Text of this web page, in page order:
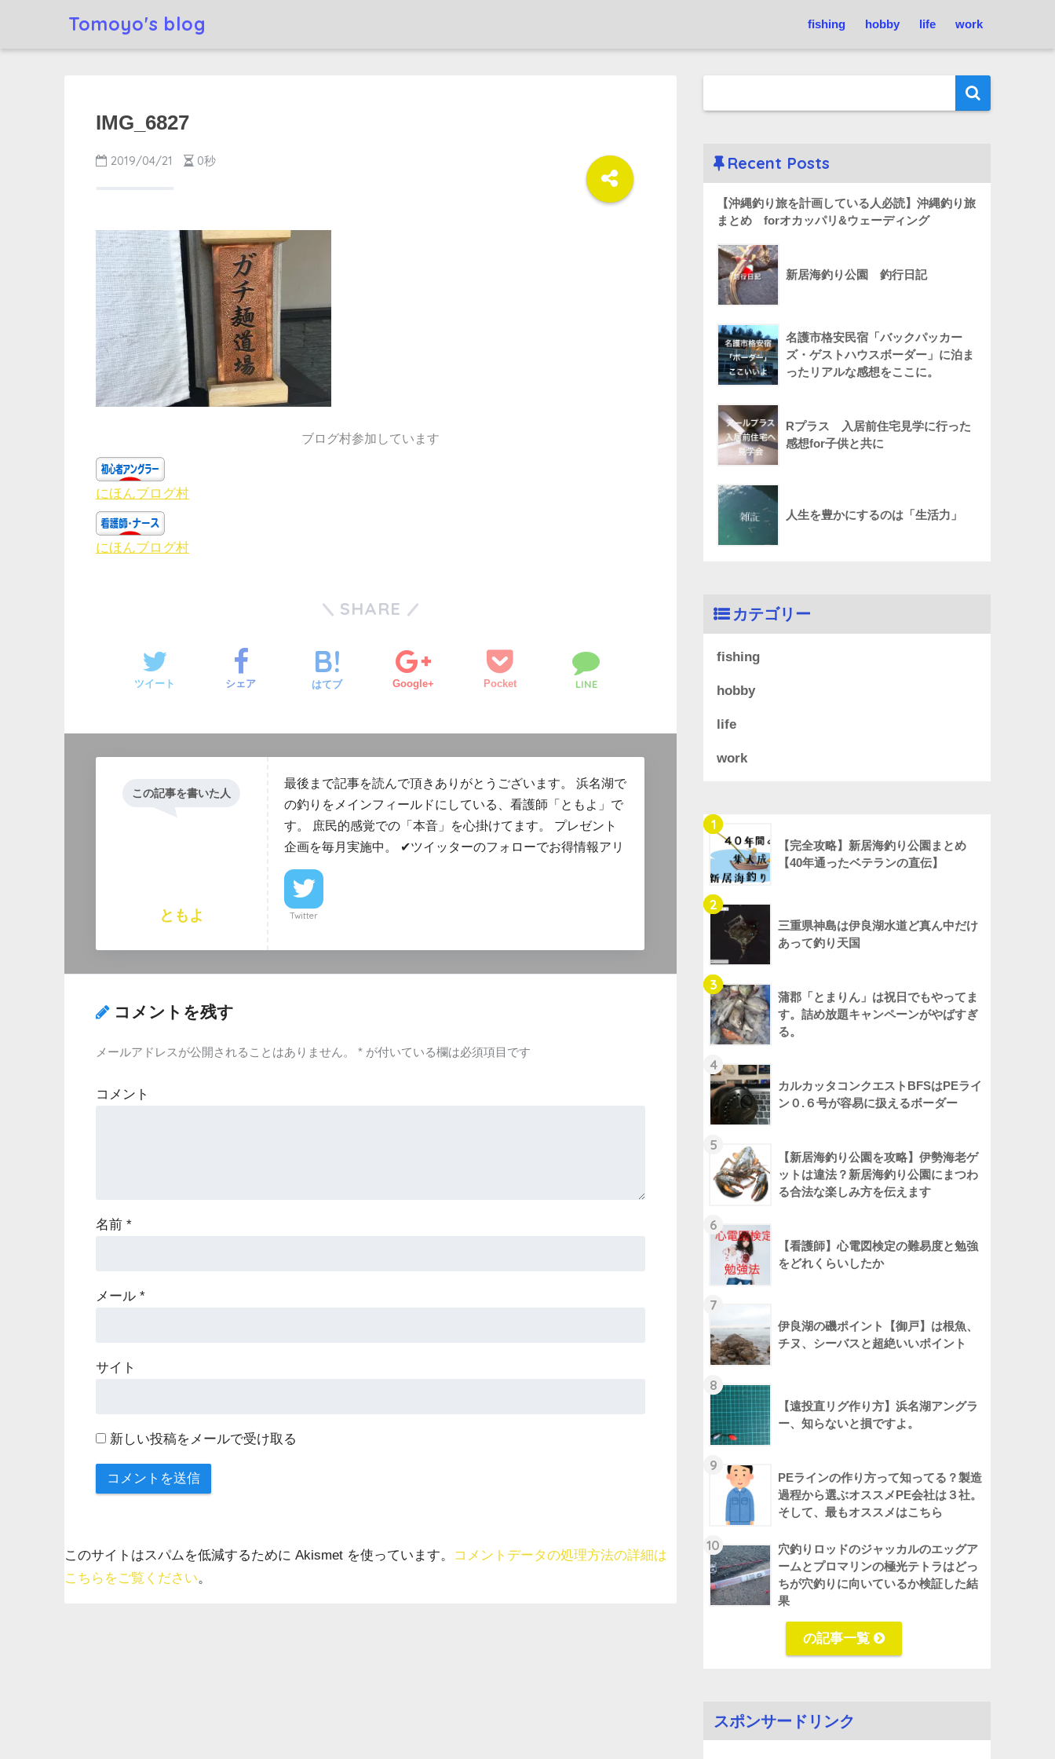
Tomoyo's blog fishing hobby life work
IMG_6827
2019/04/21 0秒
ブログ村参加しています
にほんブログ村
にほんブログ村
SHARE
ツイート シェア はてブ Google+ Pocket LINE
この記事を書いた人
ともよ
最後まで記事を読んで頂きありがとうございます。 浜名湖で
の釣りをメインフィールドにしている、看護師「ともよ」で
す。 庶民的感覚での「本音」を心掛けてます。 プレゼント
企画を毎月実施中。 ✔︎ツイッターのフォローでお得情報アリ
Twitter
コメントを残す
メールアドレスが公開されることはありません。 * が付いている欄は必須項目です
コメント
名前 *
メール *
サイト
新しい投稿をメールで受け取る
このサイトはスパムを低減するために Akismet を使っています。
コメントデータの処理方法の詳細は
こちらをご覧ください。
Recent Posts
【沖縄釣り旅を計画している人必読】沖縄釣り旅
まとめ forオカッパリ&ウェーディング
新居海釣り公園 釣行日記
名護市格安民宿「バックパッカー
ズ・ゲストハウスボーダー」に泊ま
ったリアルな感想をここに。
Rプラス 入居前住宅見学に行った
感想for子供と共に
人生を豊かにするのは「生活力」
カテゴリー
fishing
hobby
life
work
1
【完全攻略】新居海釣り公園まとめ
【40年通ったベテランの直伝】
2
三重県神島は伊良湖水道ど真ん中だけ
あって釣り天国
3
蒲郡「とまりん」は祝日でもやってま
す。詰め放題キャンペーンがやばすぎ
る。
4
カルカッタコンクエストBFSはPEライ
ン０.６号が容易に扱えるボーダー
5
【新居海釣り公園を攻略】伊勢海老ゲ
ットは違法？新居海釣り公園にまつわ
る合法な楽しみ方を伝えます
6
【看護師】心電図検定の難易度と勉強
をどれくらいしたか
7
伊良湖の磯ポイント【御戸】は根魚、
チヌ、シーバスと超絶いいポイント
8
【遠投直リグ作り方】浜名湖アングラ
ー、知らないと損ですよ。
9
PEラインの作り方って知ってる？製造
過程から選ぶオススメPE会社は３社。
そして、最もオススメはこちら
10
穴釣りロッドのジャッカルのエッグア
ームとプロマリンの極光テトラはどっ
ちが穴釣りに向いているか検証した結
果
の記事一覧
スポンサードリンク